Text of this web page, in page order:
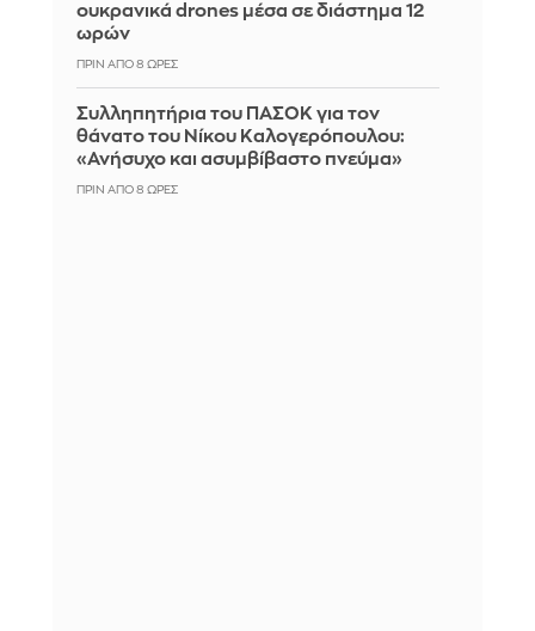
ουκρανικά drones μέσα σε διάστημα 12
ωρών
ΠΡΙΝ ΑΠΌ 8 ΏΡΕΣ
Συλληπητήρια του ΠΑΣΟΚ για τον
θάνατο του Νίκου Καλογερόπουλου:
«Ανήσυχο και ασυμβίβαστο πνεύμα»
ΠΡΙΝ ΑΠΌ 8 ΏΡΕΣ